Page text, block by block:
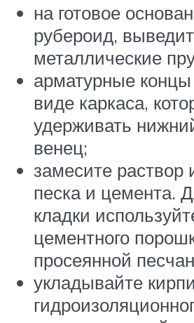
на готовое
рубероид,
металлические
арматурные
виде каркаса,
удерживать
венец;
замесите раствор
песка и цемента.
кладки
цементного
просеянной
укладывайте